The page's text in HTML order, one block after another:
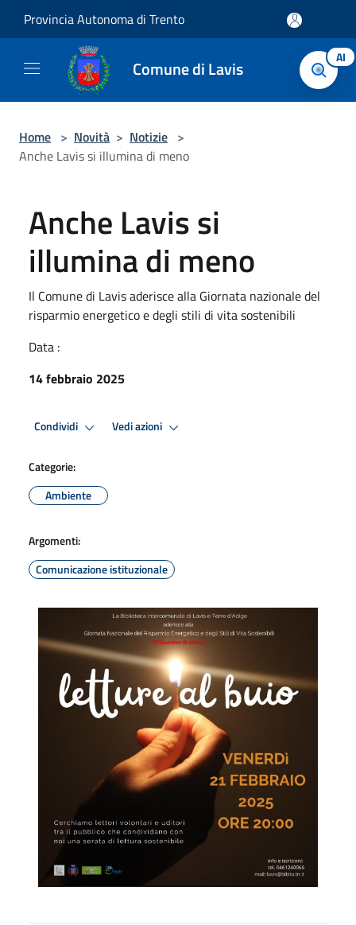
Provincia Autonoma di Trento
Comune di Lavis AI
Home > Novità > Notizie >
Anche Lavis si illumina di meno
Anche Lavis si
illumina di meno
Il Comune di Lavis aderisce alla Giornata nazionale del
risparmio energetico e degli stili di vita sostenibili
Data :
14 febbraio 2025
Condividi Vedi azioni
Categorie:
Ambiente
Argomenti:
Comunicazione istituzionale